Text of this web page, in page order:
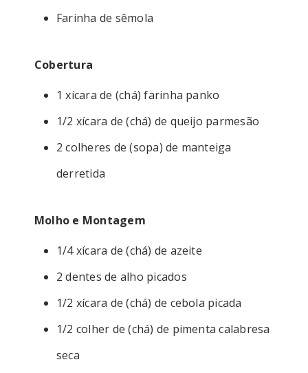
Farinha de sêmola
Cobertura
1 xícara de (chá) farinha panko
1/2 xícara de (chá) de queijo parmesão
2 colheres de (sopa) de manteiga
derretida
Molho e Montagem
1/4 xícara de (chá) de azeite
2 dentes de alho picados
1/2 xícara de (chá) de cebola picada
1/2 colher de (chá) de pimenta calabresa
seca